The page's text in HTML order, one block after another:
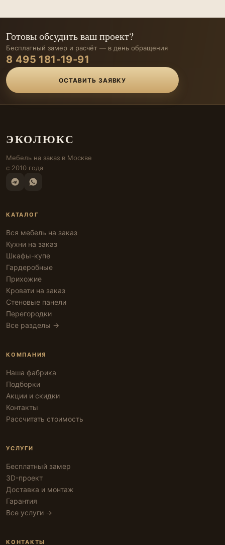
Готовы обсудить ваш проект?
Бесплатный замер и расчёт — в день обращения
8 495 181-19-91
ОСТАВИТЬ ЗАЯВКУ
ЭКОЛЮКС
Мебель на заказ в Москве
с 2010 года
КАТАЛОГ
Вся мебель на заказ
Кухни на заказ
Шкафы-купе
Гардеробные
Прихожие
Кровати на заказ
Стеновые панели
Перегородки
Все разделы →
КОМПАНИЯ
Наша фабрика
Подборки
Акции и скидки
Контакты
Рассчитать стоимость
УСЛУГИ
Бесплатный замер
3D-проект
Доставка и монтаж
Гарантия
Все услуги →
КОНТАКТЫ